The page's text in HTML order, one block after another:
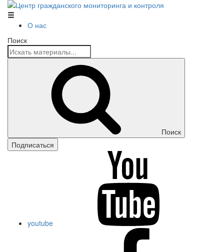
Центр гражданского мониторинга и контроля
О нас
Поиск
Поиск
Подписаться
youtube